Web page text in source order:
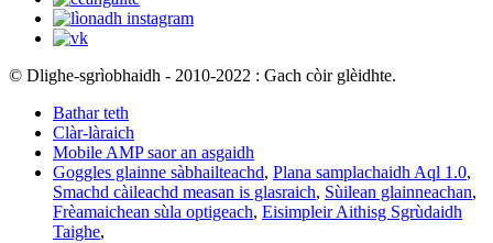
© Dlighe-sgrìobhaidh - 2010-2022 : Gach còir glèidhte.
Bathar teth
Clàr-làraich
Mobile AMP saor an asgaidh
Goggles glainne sàbhailteachd, Plana samplachaidh Aql 1.0,
Smachd càileachd measan is glasraich, Sùilean glainneachan,
Frèamaichean sùla optigeach, Eisimpleir Aithisg Sgrùdaidh
Taighe,